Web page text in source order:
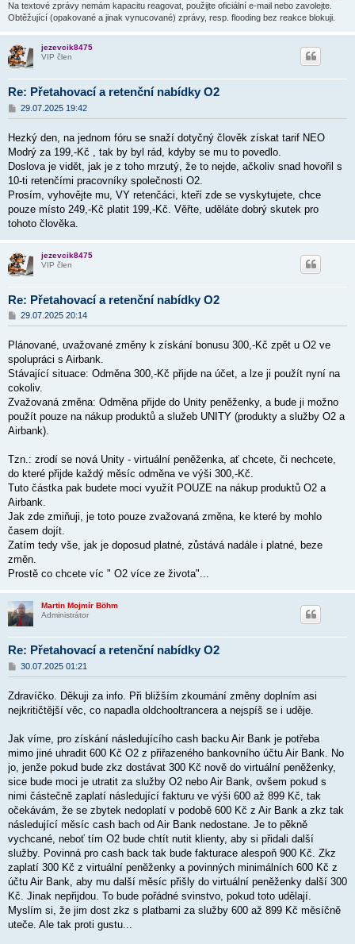
Na textové zprávy nemám kapacitu reagovat, použijte oficiální e-mail nebo zavolejte.
Obtěžující (opakované a jinak vynucované) zprávy, resp. flooding bez reakce blokuji.
jezevcik8475
VIP člen
Re: Přetahovací a retenční nabídky O2
P
ř
s
p
ě
v
e
29.07.2025 19:42
Hezký den, na jednom fóru se snaží dotyčný člověk získat tarif NEO
Modrý za 199,-Kč , tak by byl rád, kdyby se mu to povedlo.
Doslova je vidět, jak je z toho mrzutý, že to nejde, ačkoliv snad hovořil s
10-ti retenčími pracovníky společnosti O2.
Prosím, vyhovějte mu, VY retenčáci, kteří zde se vyskytujete, chce
pouze místo 249,-Kč platit 199,-Kč. Věřte, uděláte dobrý skutek pro
tohoto člověka.
jezevcik8475
VIP člen
Re: Přetahovací a retenční nabídky O2
P
ř
s
p
v
e
29.07.2025 20:14
Plánované, uvažované změny k získání bonusu 300,-Kč zpět u O2 ve
spolupráci s Airbank.
Stávající situace: Odměna 300,-Kč přijde na účet, a lze ji použít nyní na
cokoliv.
Zvažovaná změna: Odměna přijde do Unity peněženky, a bude ji možno
použít pouze na nákup produktů a služeb UNITY (produkty a služby O2 a
Airbank).
Tzn.: zrodí se nová Unity - virtuální peněženka, ať chcete, či nechcete,
do které přijde každý měsíc odměna ve výši 300,-Kč.
Tuto částka pak budete moci využít POUZE na nákup produktů O2 a
Airbank.
Jak zde zmiňuji, je toto pouze zvažovaná změna, ke které by mohlo
časem dojít.
Zatím tedy vše, jak je doposud platné, zůstává nadále i platné, beze
změn.
Prostě co chcete víc " O2 více ze života"...
Martin Mojmír Böhm
Administrátor
Re: Přetahovací a retenční nabídky O2
P
ř
s
p
ě
e
k
30.07.2025 01:21
Zdravíčko. Děkuji za info. Při bližším zkoumání změny doplním asi
nejkritičtější věc, co napadla oldchooltrancera a nejspíš se i uděje.
Jak víme, pro získání následujícího cash backu Air Bank je potřeba
mimo jiné uhradit 600 Kč O2 z přiřazeného bankovního účtu Air Bank. No
jo, jenže pokud bude zkz dostávat 300 Kč nově do virtuální peněženky,
sice bude moci je utratit za služby O2 nebo Air Bank, ovšem pokud s
nimi částečně zaplatí následující fakturu ve výši 600 až 899 Kč, tak
očekávám, že se zbytek nedoplatí v podobě 600 Kč z Air Bank a zkz tak
následující měsíc cash bach od Air Bank nedostane. Je to pěkně
vychcané, neboť tím O2 bude chtít nutit klienty, aby si přidali další
služby. Povinná pro cash back tak bude fakturace alespoň 900 Kč. Zkz
zaplatí 300 Kč z virtuální peněženky a povinných minimálních 600 Kč z
účtu Air Bank, aby mu další měsíc přišly do virtuální peněženky další 300
Kč. Jinak nepřijdou. To bude pořádné svinstvo, pokud toto udělají.
Myslím si, že jim dost zkz s platbami za služby 600 až 899 Kč měsíčně
uteče. Ale tak proti gustu...